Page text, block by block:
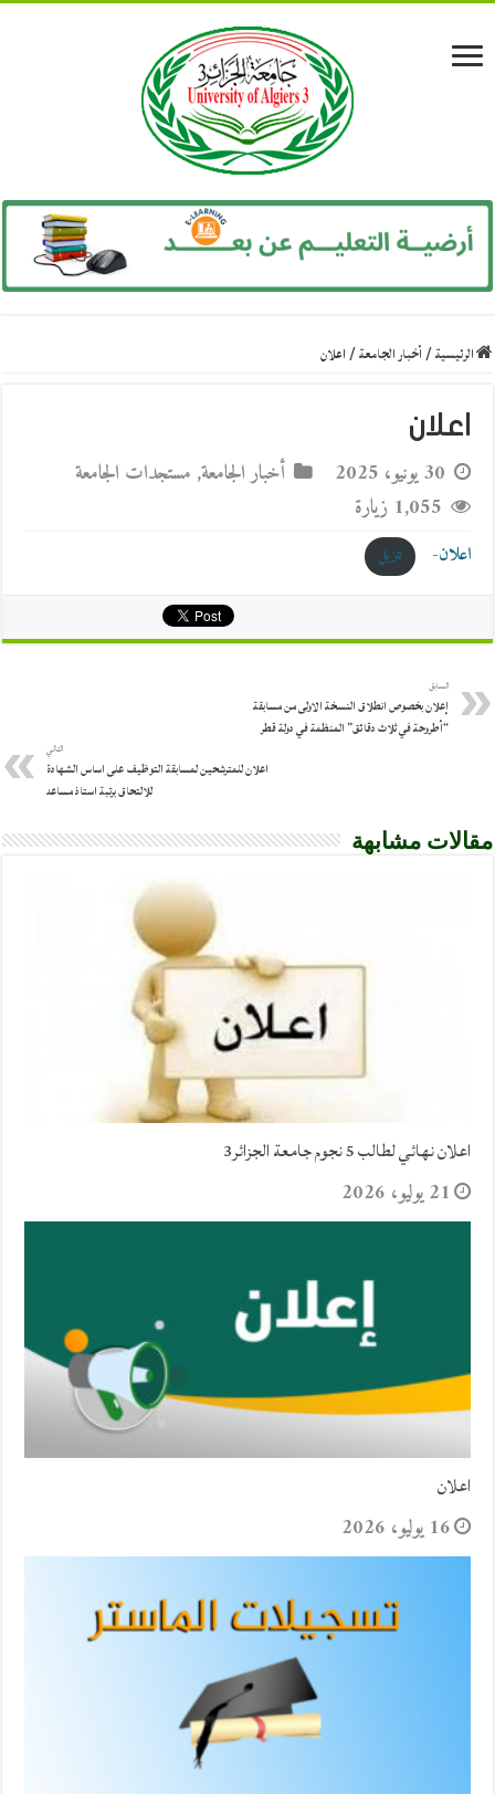
الرئيسية/أخبار الجامعة/اعلان
اعلان
30 يونيو، 2025 أخبار الجامعة, مستجدات الجامعة
1,055 زيارة
اعلان- تنزيل
السابق
إعلان بخصوص انطلاق النسخة الاولى من مسابقة
“أطروحة في ثلاث دقائق” المنظمة في دولة قطر
التالي
اعلان للمترشحين لمسابقة التوظيف على اساس الشهادة
للالتحاق برتبة استاذ مساعد
مقالات مشابهة
اعلان نهائي لطالب 5 نجوم جامعة الجزائر3
21 يوليو، 2026
اعلان
16 يوليو، 2026